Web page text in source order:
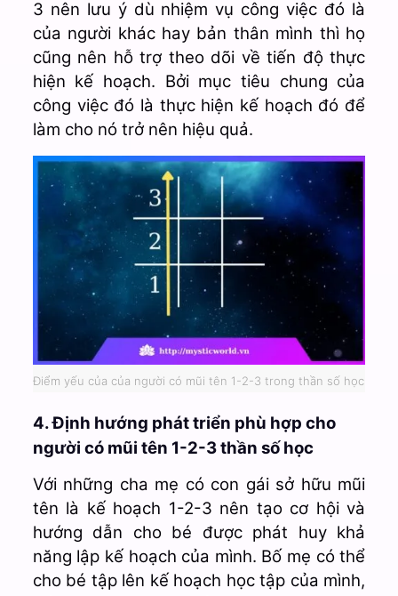
3 nên lưu ý dù nhiệm vụ công việc đó là
của người khác hay bản thân mình thì họ
cũng nên hỗ trợ theo dõi về tiến độ thực
hiện kế hoạch. Bởi mục tiêu chung của
công việc đó là thực hiện kế hoạch đó để
làm cho nó trở nên hiệu quả.
Điểm yếu của của người có mũi tên 1-2-3 trong thần số học
4. Định hướng phát triển phù hợp cho
người có mũi tên 1-2-3 thần số học
Với những cha mẹ có con gái sở hữu mũi
tên là kế hoạch 1-2-3 nên tạo cơ hội và
hướng dẫn cho bé được phát huy khả
năng lập kế hoạch của mình. Bố mẹ có thể
cho bé tập lên kế hoạch học tập của mình,